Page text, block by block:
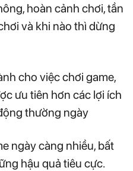
hoàn cảnh chơi, tần
và khi nào thì dừng
cho việc chơi game,
ưu tiên hơn các lợi ích
thường ngày
ngày càng nhiều, bất
hậu quả tiêu cực.